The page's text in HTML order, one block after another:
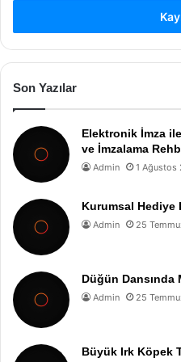
Son Yazılar
Elektronik İmza
ve İmzalama
Admin 1 Ağustos
Kurumsal Hediye
Admin 25
Düğün Dansında
Admin 25
Büyük Irk Köpek